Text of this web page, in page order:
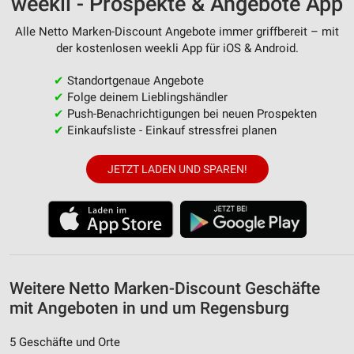
Alle Netto Marken-Discount Angebote immer griffbereit – mit
der kostenlosen weekli App für iOS & Android.
✔ Standortgenaue Angebote
✔ Folge deinem Lieblingshändler
✔ Push-Benachrichtigungen bei neuen Prospekten
✔ Einkaufsliste - Einkauf stressfrei planen
JETZT LADEN UND SPAREN!
Weitere Netto Marken-Discount Geschäfte
mit Angeboten in und um Regensburg
5 Geschäfte und Orte
Quellen
Entwicklung und Verbesserung der Angebote
Verwendung reduzierter Daten zur Auswahl von
Inhalten
IAB-Besonderheiten:
Geräte anhand von aktiv angeforderten
Nicht-IAB-Verarbeitungszwecke:
Notwendig
Funktional
Werbung